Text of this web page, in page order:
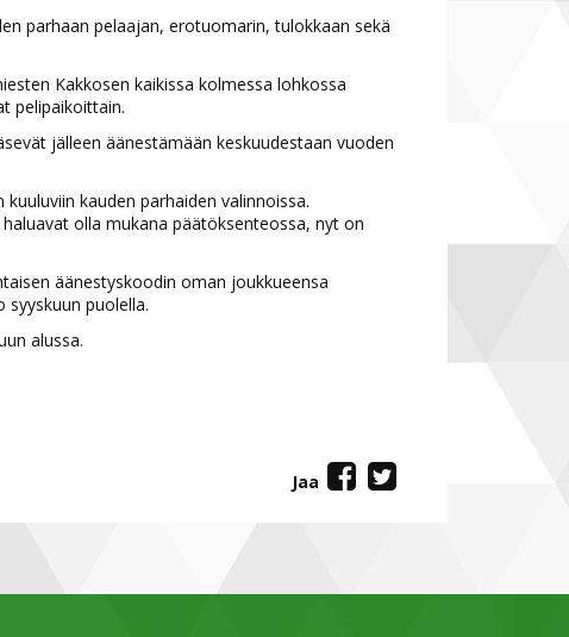
parhaan pelaajan, erotuomarin, tulokkaan sekä
Kakkosen kaikissa kolmessa lohkossa
pelipaikoittain.
jälleen äänestämään keskuudestaan vuoden
kauden parhaiden valinnoissa.
olla mukana päätöksenteossa, nyt on
äänestyskoodin oman joukkueensa
syyskuun puolella.
alussa.
Jaa